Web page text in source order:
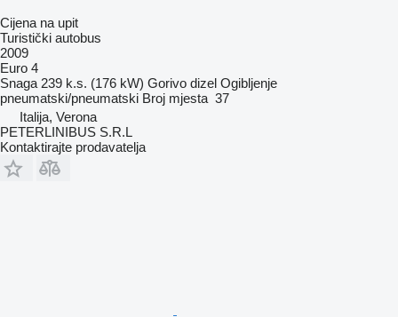
Cijena na upit
Turistički autobus
2009
Euro 4
Snaga 239 k.s. (176 kW) Gorivo dizel Ogibljenje
pneumatski/pneumatski Broj mjesta 37
Italija, Verona
PETERLINIBUS S.R.L
Kontaktirajte prodavatelja